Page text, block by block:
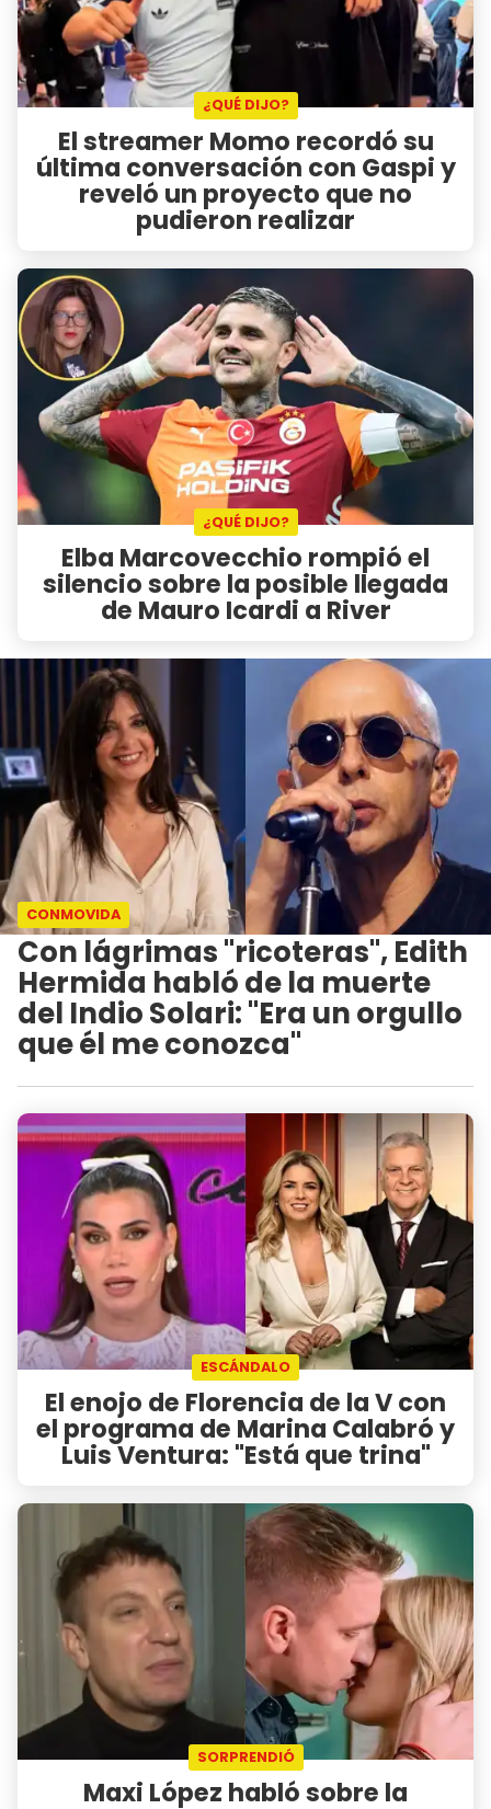
¿QUÉ DIJO?
El streamer Momo recordó su
última conversación con Gaspi y
reveló un proyecto que no
pudieron realizar
¿QUÉ DIJO?
Elba Marcovecchio rompió el
silencio sobre la posible llegada
de Mauro Icardi a River
CONMOVIDA
Con lágrimas "ricoteras", Edith
Hermida habló de la muerte
del Indio Solari: "Era un orgullo
que él me conozca"
ESCÁNDALO
El enojo de Florencia de la V con
el programa de Marina Calabró y
Luis Ventura: "Está que trina"
SORPRENDIÓ
Maxi López habló sobre la